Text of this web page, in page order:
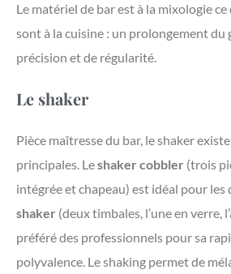
Le matériel de bar est à la mixologie
sont à la cuisine : un prolongement du
précision et de régularité.
Le shaker
Pièce maîtresse du bar, le shaker
principales. Leshaker cobbler (trois
intégrée et chapeau) est idéal pour les
shaker (deux timbales, l’une en verre,
préféré des professionnels pour sa
polyvalence. Le shaking permet de